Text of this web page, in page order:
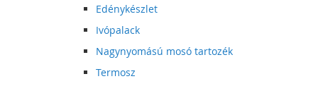
Edénykészlet
Ivópalack
Nagynyomású mosó tartozék
Termosz